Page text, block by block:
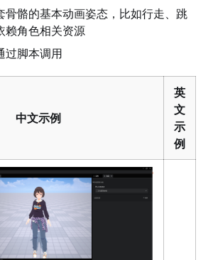
骨骼的基本动画姿态，比如行走、跳
赖角色相关资源
过脚本调用
中文示例
英
文
示
例